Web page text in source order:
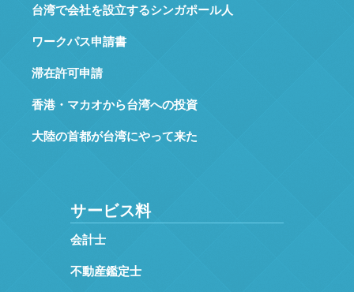
台湾で会社を設立するシンガポール人
ワークパス申請書
滞在許可申請
香港・マカオから台湾への投資
大陸の首都が台湾にやって来た
サービス料
会計士
不動産鑑定士